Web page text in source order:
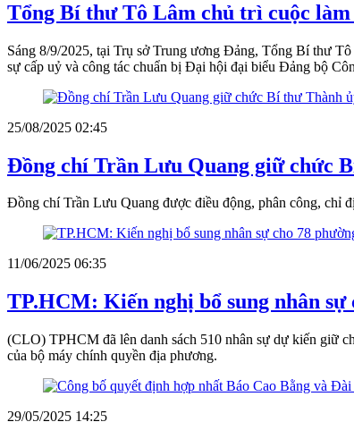
Tổng Bí thư Tô Lâm chủ trì cuộc
Sáng 8/9/2025, tại Trụ sở Trung ương Đảng, Tổng Bí thư
sự cấp uỷ và công tác chuẩn bị Đại hội đại biểu Đảng bộ
25/08/2025 02:45
Đồng chí Trần Lưu Quang giữ chức
Đồng chí Trần Lưu Quang được điều động, phân công, chỉ
11/06/2025 06:35
TP.HCM: Kiến nghị bổ sung nhân
(CLO) TPHCM đã lên danh sách 510 nhân sự dự kiến giữ
của bộ máy chính quyền địa phương.
29/05/2025 14:25